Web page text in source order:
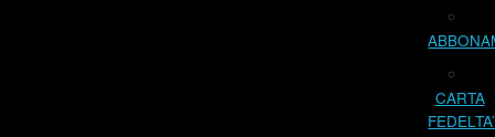
CARTA
FEDELTA’